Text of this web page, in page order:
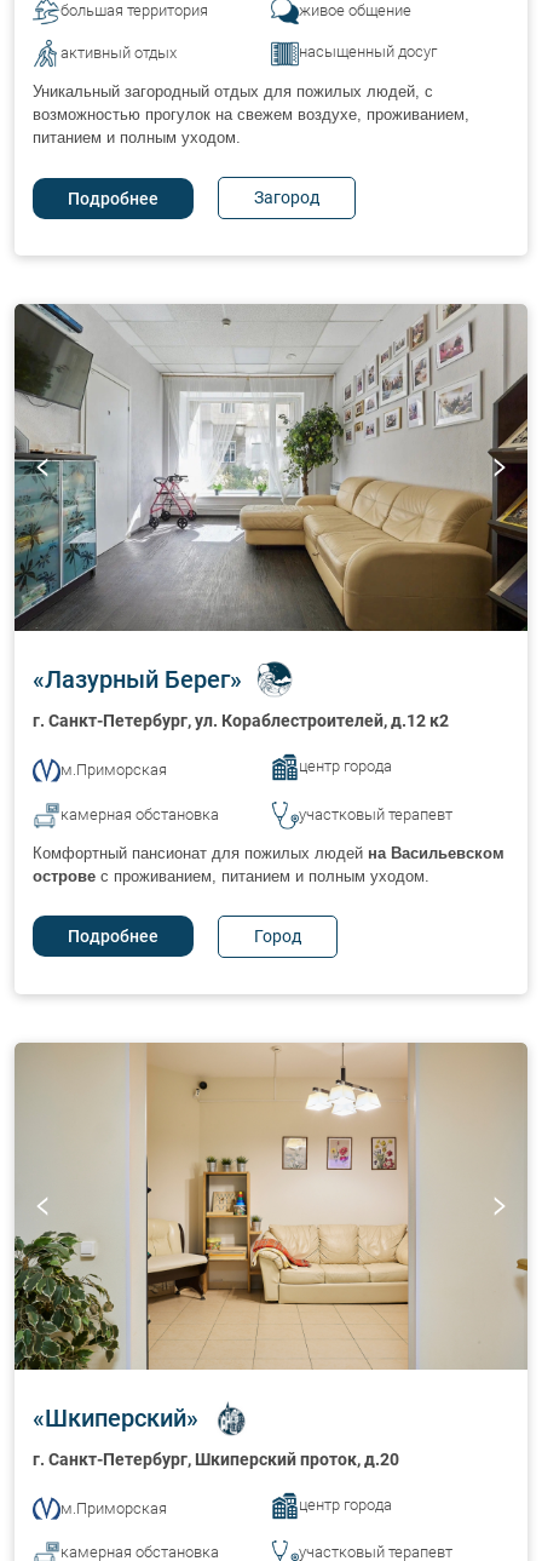
большая территория живое общение
активный отдых насыщенный досуг
Уникальный загородный отдых для пожилых людей, с
возможностью прогулок на свежем воздухе, проживанием,
питанием и полным уходом.
Подробнее Загород
«Лазурный Берег»
г. Санкт-Петербург, ул. Кораблестроителей, д.12 к2
м.Приморская центр города
камерная обстановка участковый терапевт
Комфортный пансионат для пожилых людей на Васильевском
острове с проживанием, питанием и полным уходом.
Подробнее Город
«Шкиперский»
г. Санкт-Петербург, Шкиперский проток, д.20
м.Приморская центр города
камерная обстановка участковый терапевт